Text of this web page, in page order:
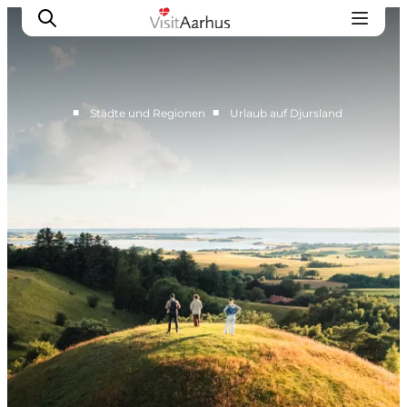
Aarhus
Randers
Silkeborg
Viborg
Favrskov
■ Städte und Regionen ■ Urlaub auf Djursland